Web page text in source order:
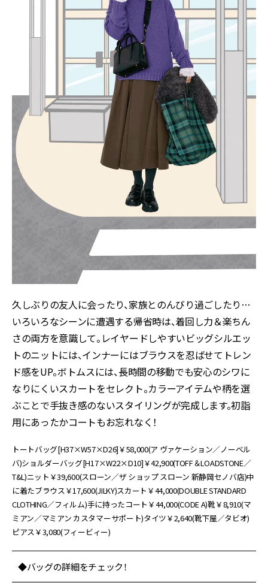
久しぶりの友人に会ったり、家族とのんびり過ごしたり…
いろいろなシーンに遭遇する帰省時は、着回し力＆楽ちん
さの両方を意識して。レイヤードしやすいビッグシルエッ
トのニットには、インナーにはブラウスを忍ばせてトレン
ド感をUP。ボトムスには、長時間の移動でも安心のシワに
なりにくいスカートをセレクト。カラーアイテムや柄を選
ぶことで手抜き感のないスタイリングが完成します。初詣
用にあったかコートもお忘れなく！
トートバッグ[H37×W57×D26]￥58,000(ア ヴァケーション／ノーベル
バ)ショルダーバッグ[H17×W22×D10]￥42,900(TOFF＆LOADSTONE／
T&L)ニット￥39,600(スローン／ザ ショップ スローン 新静岡セノバ店)中
に着たブラウス￥17,600(JILKY)スカート￥44,000(DOUBLE STANDARD
CLOTHING／フィルム)手に持ったコート￥44,000(CODE A)靴￥8,910(マ
ミアン／マミアン カスタマーサポート)タイツ￥2,640(靴下屋／タビオ)
ピアス￥3,080(フィービィー)
◆バッグの詳細をチェック！